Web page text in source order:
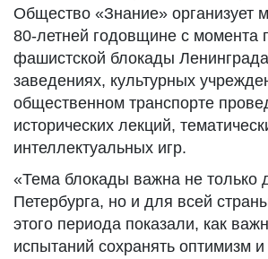
Общество «Знание» организует
80-летней годовщине с момента
фашистской блокады
заведениях, культурных
общественном транспорте
исторических лекций,
интеллектуальных игр.
«Тема блокады важна не только
Петербурга, но и для всей
этого периода показали, как
испытаний сохранять оптимизм